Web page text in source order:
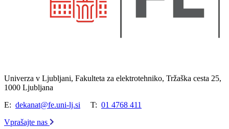
Univerza v Ljubljani, Fakulteta za elektrotehniko, Tržaška cesta 25,
1000 Ljubljana
E: dekanat@fe.uni-lj.si T: 01 4768 411
Vprašajte nas